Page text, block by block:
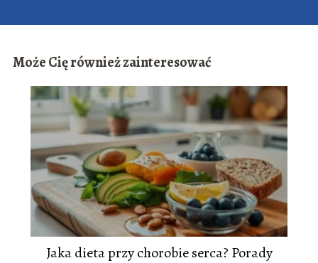
Może Cię również zainteresować
Jaka dieta przy chorobie serca? Porady